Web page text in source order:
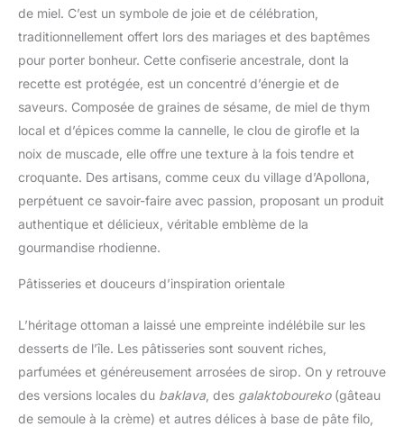
de miel. C’est un symbole de joie et de célébration,
traditionnellement offert lors des mariages et des baptêmes
pour porter bonheur. Cette confiserie ancestrale, dont la
recette est protégée, est un concentré d’énergie et de
saveurs. Composée de graines de sésame, de miel de thym
local et d’épices comme la cannelle, le clou de girofle et la
noix de muscade, elle offre une texture à la fois tendre et
croquante. Des artisans, comme ceux du village d’Apollona,
perpétuent ce savoir-faire avec passion, proposant un produit
authentique et délicieux, véritable emblème de la
gourmandise rhodienne.
Pâtisseries et douceurs d’inspiration orientale
L’héritage ottoman a laissé une empreinte indélébile sur les
desserts de l’île. Les pâtisseries sont souvent riches,
parfumées et généreusement arrosées de sirop. On y retrouve
des versions locales du baklava , des galaktoboureko(gâteau
de semoule à la crème) et autres délices à base de pâte filo,